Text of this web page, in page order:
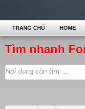
Tìm nhanh
TRANG CHỦ HOME